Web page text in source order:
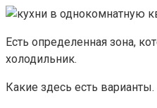
Есть определенная зона,
холодильник.
Какие здесь есть варианты.